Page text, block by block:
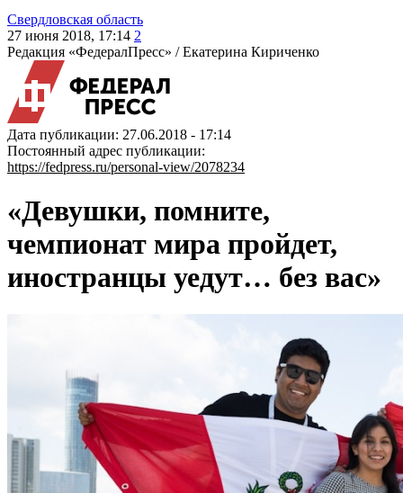
Свердловская область
27 июня 2018, 17:14 2
Редакция «ФедералПресс» /Екатерина Кириченко
Дата публикации: 27.06.2018 - 17:14
Постоянный адрес публикации:
https://fedpress.ru/personal-view/2078234
«Девушки, помните,
чемпионат мира пройдет,
иностранцы уедут… без вас»